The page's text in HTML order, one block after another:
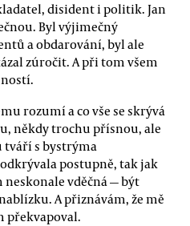
disident i politik. Jan
Byl výjimečný
a obdarování, byl ale
zúročit. A při tom všem
rozumí a co vše se skrývá
někdy trochu přísnou, ale
tváří s bystrýma
postupně, tak jak
neskonale vděčná — být
A přiznávám, že mě
překvapoval.